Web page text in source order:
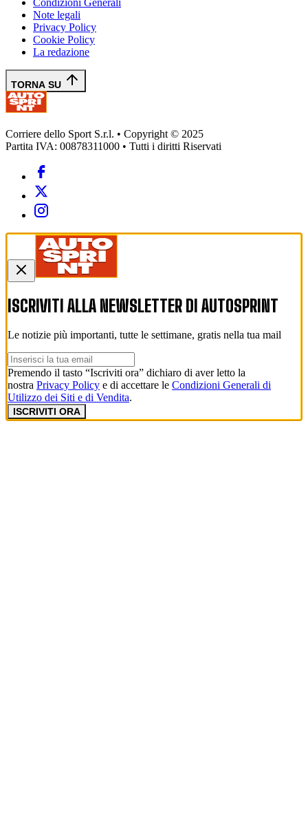
Condizioni Generali
Note legali
Privacy Policy
Cookie Policy
La redazione
TORNA SU
Corriere dello Sport S.r.l. • Copyright © 2025
Partita IVA: 00878311000 • Tutti i diritti Riservati
ISCRIVITI ALLA NEWSLETTER DI AUTOSPRINT
Le notizie più importanti, tutte le settimane, gratis nella tua mail
Premendo il tasto “Iscriviti ora” dichiaro di aver letto la
nostra Privacy Policy e di accettare le Condizioni Generali di
Utilizzo dei Siti e di Vendita.
ISCRIVITI ORA